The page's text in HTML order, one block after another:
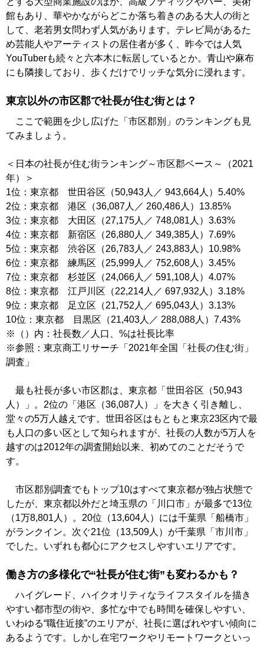
館もあり、華やかながらどこか落ち着きのある大人の街と
して、老若男女問わず人気があります。テレビ局があるた
め芸能人やアーティストの居住者が多く、昨今では人気
YouTuberも続々と六本木に転居しているとか。青山や麻布
にも隣接しており、歩くだけでリッチな気分に浸れます。
東京以外の市区郡で社長が住む街とは？
ここで範囲を少し広げた「市区郡別」のランキングも見
てみましょう。
＜日本の社長が住む街ランキング～市区郡ベース～（2021
年）＞
1位：東京都 世田谷区（50,943人／ 943,664人）5.40%
2位：東京都 港区（36,087人／ 260,486人）13.85%
3位：東京都 大田区（27,175人／ 748,081人）3.63%
4位：東京都 新宿区（26,880人／ 349,385人）7.69%
5位：東京都 渋谷区（26,783人／ 243,883人）10.98%
6位：東京都 練馬区（25,999人／ 752,608人）3.45%
7位：東京都 杉並区（24,066人／ 591,108人）4.07%
8位：東京都 江戸川区（22,214人／ 697,932人）3.18%
9位：東京都 足立区（21,752人／ 695,043人）3.13%
10位：東京都 目黒区（21,403人／ 288,088人）7.43%
※（）内：社長数／人口、%は社長比率
※参照：東京商工リサーチ「2021年全国「社長の住む街」
調査」
最も社長が多い市区郡は、東京都「世田谷区（50,943
人）」。2位の「港区（36,087人）」を大きく引き離し、
堂々の5万人越えです。世田谷区はもともと東京23区内で最
も人口の多い区として知られますが、社長の人数が5万人を
越すのは2012年の調査開始以来、初めてのことだそうで
す。
市区郡別調査でもトップ10はすべて東京都が独占状態で
したが、東京都以外だと埼玉県の「川口市」が最多で13位
（1万8,801人）。20位（13,604人）には千葉県「船橋市」
がランクイン。次ぐ21位（13,509人）が千葉県「市川市」
でした。いずれも都心にアクセスしやすいエリアです。
働き方の多様化で“社長が住む街”も変わるかも？
ハイグレード、ハイクオリティなライフスタイルを描き
やすい都市型の街や、多忙な中でも時間を確保しやすい、
いわゆる“職住近接”のエリアが、社長に選ばれやすい傾向に
あるようです。しかし在宅ワークやリモートワークといっ